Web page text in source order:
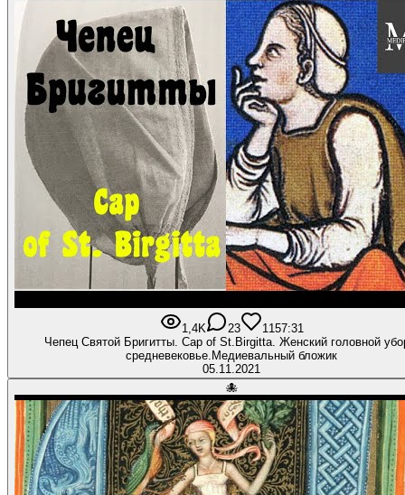
1,4K 23 1157:31
Чепец Святой Бригитты. Cap of St.Birgitta. Женский головной
средневековье.Медиевальный бложик
05.11.2021
🐙